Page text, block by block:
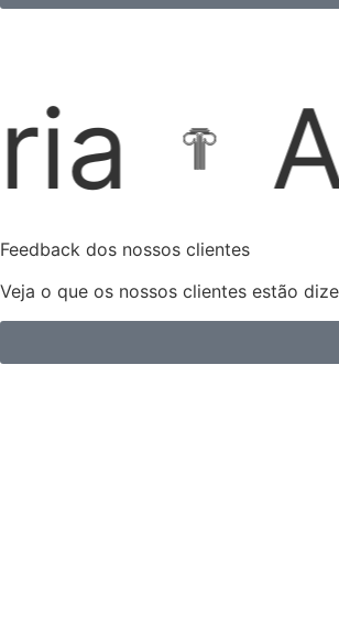
Feedback dos nossos clientes
Veja o que os nossos clientes estão